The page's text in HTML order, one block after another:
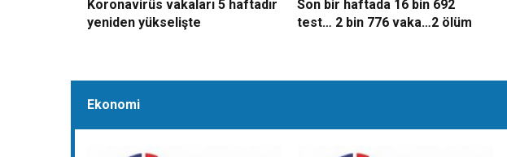
Koronavirüs vakaları 5 haftadır
yeniden yükselişte
Son bir haftada 16 bin 692
test… 2 bin 776 vaka…2 ölüm
Ekonomi